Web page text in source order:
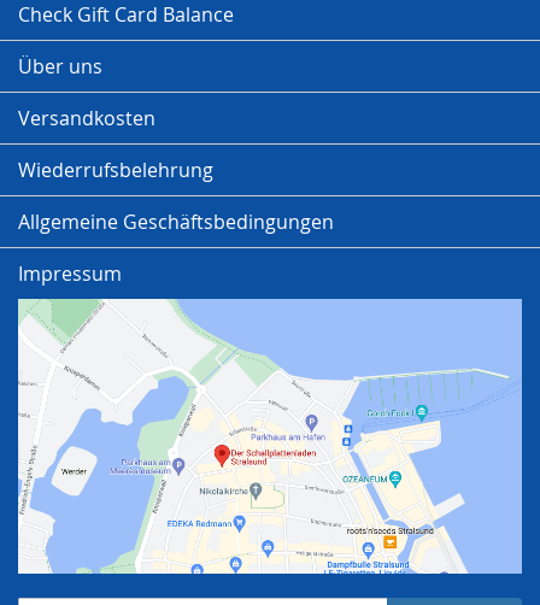
Check Gift Card Balance
Über uns
Versandkosten
Wiederrufsbelehrung
Allgemeine Geschäftsbedingungen
Impressum